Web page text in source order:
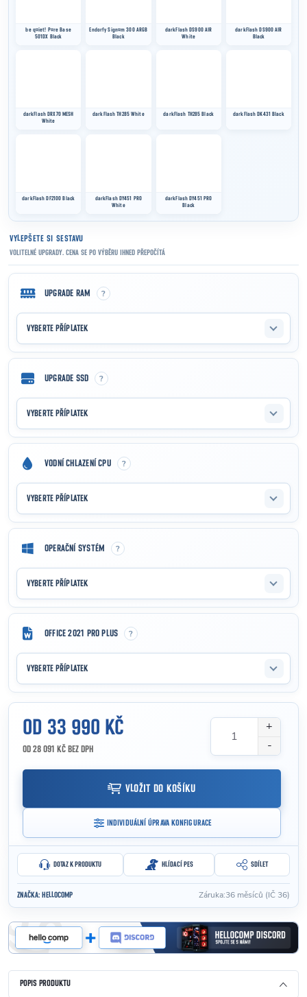
VYLEPŠETE SI SESTAVU
VOLITELNÉ UPGRADY. CENA SE PO VÝBĚRU IHNED PŘEPOČÍTÁ
UPGRADE RAM ?
VYBERTE PŘÍPLATEK
UPGRADE SSD ?
VYBERTE PŘÍPLATEK
VODNÍ CHLAZENÍ CPU ?
VYBERTE PŘÍPLATEK
OPERAČNÍ SYSTÉM ?
VYBERTE PŘÍPLATEK
OFFICE 2021 PRO PLUS ?
VYBERTE PŘÍPLATEK
OD 33 990 KČ
OD 28 091 KČ BEZ DPH
VLOŽIT DO KOŠÍKU
INDIVIDUÁLNÍ ÚPRAVA KONFIGURACE
DOTAZ K PRODUKTU HLÍDACÍ PES SDÍLET
ZNAČKA: HELLOCOMP Záruka:36 měsíců (IČ 36)
POPIS PRODUKTU